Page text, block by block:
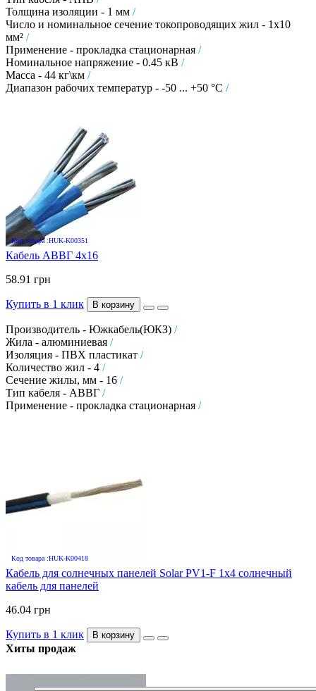
Толщина изоляции - 1 мм /
Число и номинальное сечение токопроводящих жил - 1х10
мм² /
Применение - прокладка стационарная /
Номинальное напряжение - 0.45 кВ /
Масса - 44 кг\км /
Диапазон рабочих температур - -50 ... +50 °C /
Код товара :HUK-K00351
Кабель АВВГ 4х16
58.91 грн
Купить в 1 клик В корзину
Производитель - Южкабель(ЮКЗ) /
Жила - алюминиевая /
Изоляция - ПВХ пластикат /
Количество жил - 4 /
Сечение жилы, мм - 16 /
Тип кабеля - АВВГ /
Применение - прокладка стационарная /
Код товара :HUK-K00418
Кабель для солнечных панелей Solar PV1-F 1х4 солнечный
кабель для панелей
46.04 грн
Купить в 1 клик В корзину
Хиты продаж